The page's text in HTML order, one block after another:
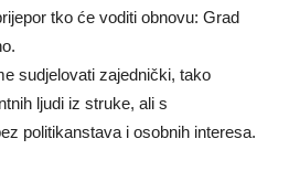
tko će voditi obnovu: Grad
sudjelovati zajednički, tako
ljudi iz struke, ali s
politikanstava i osobnih interesa.